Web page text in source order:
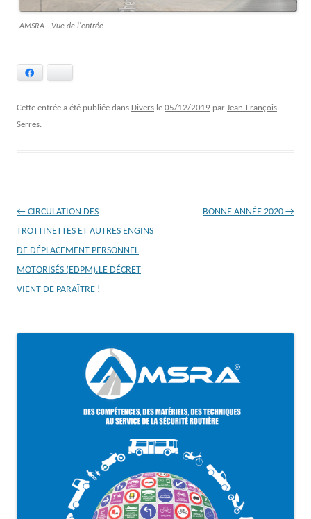
AMSRA - Vue de l'entrée
Cette entrée a été publiée dans Divers le 05/12/2019 par Jean-François
Serres.
Navigation
des
articles
← CIRCULATION DES
TROTTINETTES ET AUTRES ENGINS
DE DÉPLACEMENT PERSONNEL
MOTORISÉS (EDPM).LE DÉCRET
VIENT DE PARAÎTRE !
BONNE ANNÉE 2020 →